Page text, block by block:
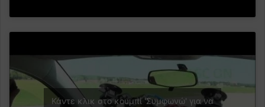
Κάντε κλικ στο κουμπί 'Συμφωνώ' για να